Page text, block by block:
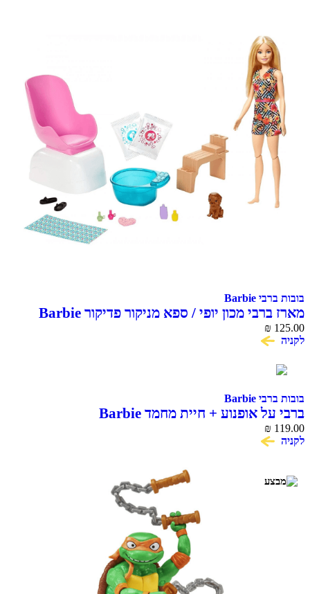
בובות ברבי Barbie
מארז ברבי מכון יופי / ספא מניקור פדיקור Barbie
₪ 125.00
לקניה
בובות ברבי Barbie
ברבי על אופנוע + חיית מחמד Barbie
₪ 119.00
לקניה